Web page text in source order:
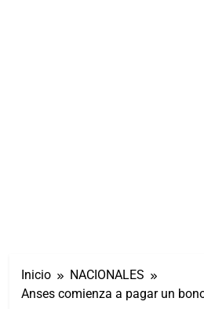
Inicio
NACIONALES
Anses comienza a pagar un